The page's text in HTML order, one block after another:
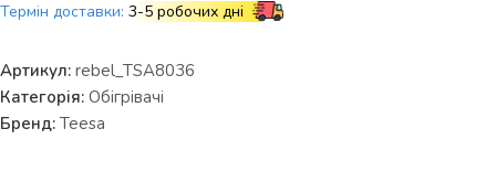
Термін доставки: 3-5 робочих дні
Артикул: rebel_TSA8036
Категорія: Обігрівачі
Бренд: Teesa